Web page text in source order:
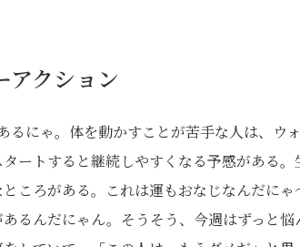
アクション
るにゃ。体を動かすことが苦手な人は、ウ
ートすると継続しやすくなる予感がある
ころがある。これは運もおなじなんだに
るんだにゃん。そうそう、今週はずっと